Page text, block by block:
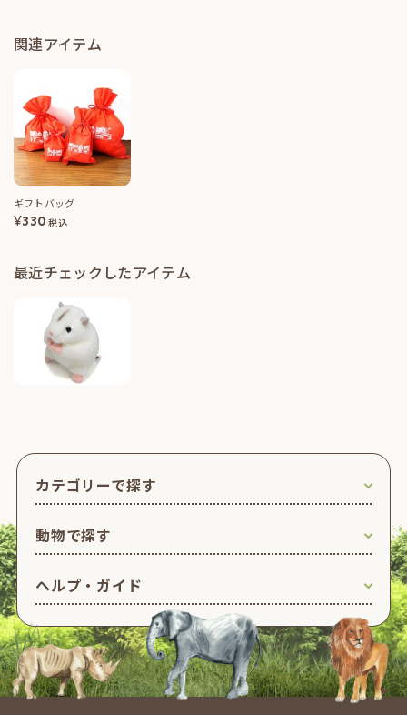
関連アイテム
ギフトバッグ
¥330 税込
最近チェックしたアイテム
カテゴリーで探す
動物で探す
ヘルプ・ガイド